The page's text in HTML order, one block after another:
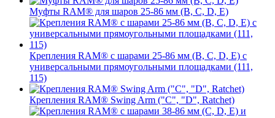
Муфты RAM® для шаров 25-86 мм (B, C, D, E)
Крепления RAM® с шарами 25-86 мм (B, C, D, E) с
универсальными прямоугольными площадками (111,
115)
Крепления RAM® Swing Arm ("C", "D", Ratchet)